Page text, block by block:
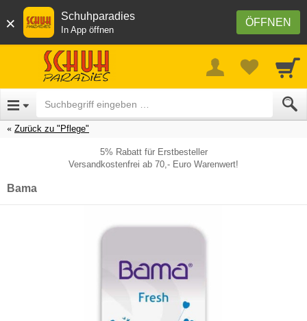
× ÖFFNEN
Schuhparadies
In App öffnen
Zurück zu "Pflege"
5% Rabatt für Erstbesteller
Versandkostenfrei ab 70,- Euro Warenwert!
Bama